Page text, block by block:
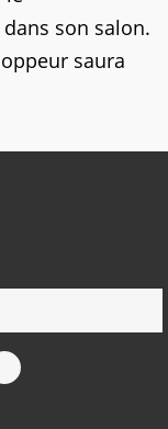
son salon.
saura